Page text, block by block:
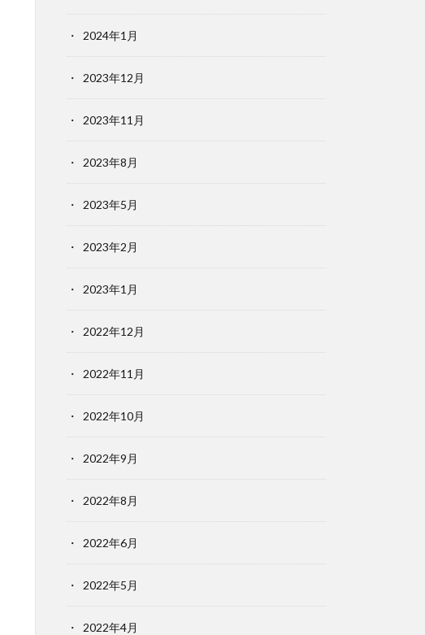
2024年1月
2023年12月
2023年11月
2023年8月
2023年5月
2023年2月
2023年1月
2022年12月
2022年11月
2022年10月
2022年9月
2022年8月
2022年6月
2022年5月
2022年4月